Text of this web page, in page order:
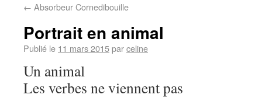
← Absorbeur Cornedibouille
Portrait en animal
Publié le 11 mars 2015parceline
Un animal
Les verbes ne viennent pas